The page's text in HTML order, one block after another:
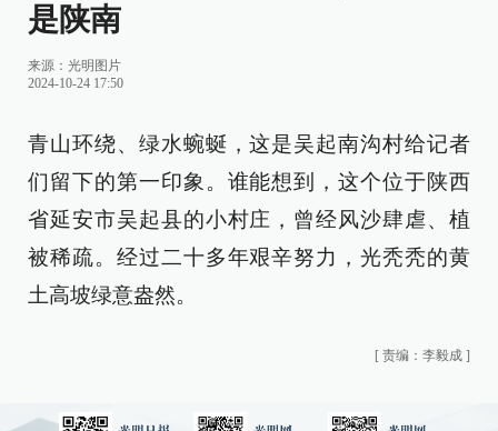
是陕南
来源： 光明图片
2024-10-24 17:50
青山环绕、绿水蜿蜒，这是吴起南沟村给记者
们留下的第一印象。谁能想到，这个位于陕西
省延安市吴起县的小村庄，曾经风沙肆虐、植
被稀疏。经过二十多年艰辛努力，光秃秃的黄
土高坡绿意盎然。
[ 责编：李毅成 ]